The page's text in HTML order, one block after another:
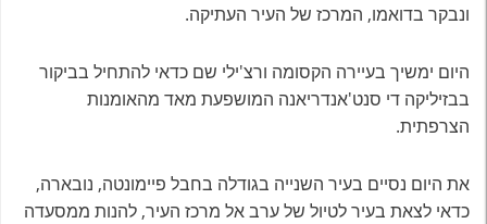
ונבקר בדואמו, המרכז של העיר העתיקה.
היום ימשיך בעיירה הקסומה ורצ'ילי שם כדאי להתחיל בביקור
בבזיליקה די סנט'אנדריאנה המושפעת מאד מהאומנות
הצרפתית.
את היום נסיים בעיר השנייה בגודלה בחבל פיימונטה, נובארה,
כדאי לצאת בעיר לטיול של ערב אל מרכז העיר, להנות ממסעדה